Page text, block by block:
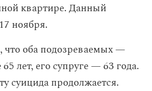
квартире. Данный
ноября.
что оба подозреваемых —
лет, его супруге — 63 года.
суицида продолжается.